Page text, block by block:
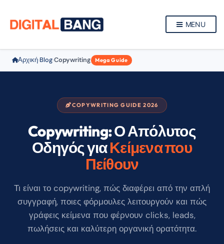
MENU
Αρχική›Blog›Copywriting Mega Guide
COPYWRITING GUIDE 2026
Copywriting: Ο Απόλυτος
Οδηγός γιαΚείμενα που
Πείθουν
Τι είναι το copywriting, πώς διαφέρει από την απλή
συγγραφή, ποιες φόρμουλες λειτουργούν και πώς
γράφεις κείμενα που φέρνουν clicks, leads,
πωλήσεις και καλύτερη οργανική ορατότητα.